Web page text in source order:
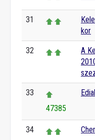
31
kor
32
A
33
47385
34